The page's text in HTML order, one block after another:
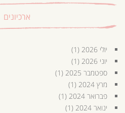
ארכיונים
יולי 2026
(1)
יוני 2026
(1)
ספטמבר 2025
(1)
מרץ 2024
(1)
פברואר 2024
(1)
ינואר 2024
(1)